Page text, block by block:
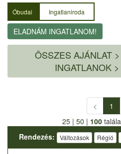
Óbudai Ingatlaniroda
ELADNÁM INGATLANOM!
ÖSSZES AJÁNLAT>
INGATLANOK >
< 1
25| 50 | 100
Rendezés:
Változások Régió